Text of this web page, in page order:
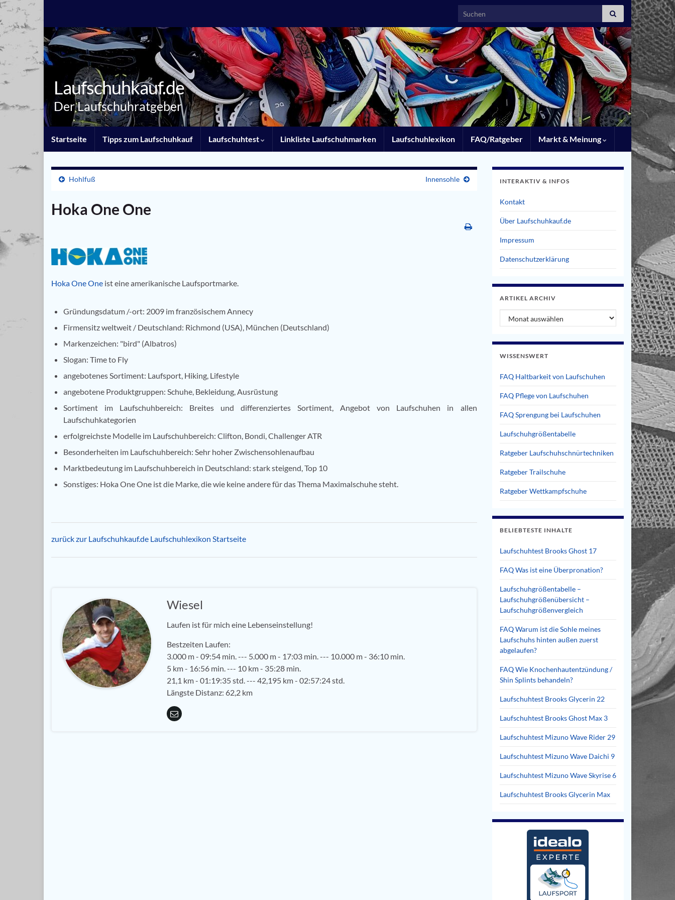
Search for:
Laufschuhkauf.de
Der Laufschuhratgeber
Startseite Tipps zum Laufschuhkauf Laufschuhtest Linkliste Laufschuhmarken Laufschuhlexikon FAQ/Ratgeber Markt & Meinung
Hohlfuß Innensohle
Hoka One One
Hoka One One ist eine amerikanische Laufsportmarke.
Gründungsdatum /-ort: 2009 im französischem Annecy
Firmensitz weltweit / Deutschland: Richmond (USA), München (Deutschland)
Markenzeichen: "bird" (Albatros)
Slogan: Time to Fly
angebotenes Sortiment: Laufsport, Hiking, Lifestyle
angebotene Produktgruppen: Schuhe, Bekleidung, Ausrüstung
Sortiment im Laufschuhbereich: Breites und differenziertes Sortiment, Angebot von Laufschuhen in allen
Laufschuhkategorien
erfolgreichste Modelle im Laufschuhbereich: Clifton, Bondi, Challenger ATR
Besonderheiten im Laufschuhbereich: Sehr hoher Zwischensohlenaufbau
Marktbedeutung im Laufschuhbereich in Deutschland: stark steigend, Top 10
Sonstiges: Hoka One One ist die Marke, die wie keine andere für das Thema Maximalschuhe steht.
zurück zur Laufschuhkauf.de Laufschuhlexikon Startseite
Wiesel
Laufen ist für mich eine Lebenseinstellung!
Bestzeiten Laufen:
3.000 m - 09:54 min. --- 5.000 m - 17:03 min. --- 10.000 m - 36:10 min.
5 km - 16:56 min. --- 10 km - 35:28 min.
21,1 km - 01:19:35 std. --- 42,195 km - 02:57:24 std.
Längste Distanz: 62,2 km
INTERAKTIV & INFOS
Kontakt
Über Laufschuhkauf.de
Impressum
Datenschutzerklärung
ARTIKEL ARCHIV
Artikel Archiv
WISSENSWERT
FAQ Haltbarkeit von Laufschuhen
FAQ Pflege von Laufschuhen
FAQ Sprengung bei Laufschuhen
Laufschuhgrößentabelle
Ratgeber Laufschuhschnürtechniken
Ratgeber Trailschuhe
Ratgeber Wettkampfschuhe
BELIEBTESTE INHALTE
Laufschuhtest Brooks Ghost 17
FAQ Was ist eine Überpronation?
Laufschuhgrößentabelle –
Laufschuhgrößenübersicht –
Laufschuhgrößenvergleich
FAQ Warum ist die Sohle meines
Laufschuhs hinten außen zuerst
abgelaufen?
FAQ Wie Knochenhautentzündung /
Shin Splints behandeln?
Laufschuhtest Brooks Glycerin 22
Laufschuhtest Brooks Ghost Max 3
Laufschuhtest Mizuno Wave Rider 29
Laufschuhtest Mizuno Wave Daichi 9
Laufschuhtest Mizuno Wave Skyrise 6
Laufschuhtest Brooks Glycerin Max